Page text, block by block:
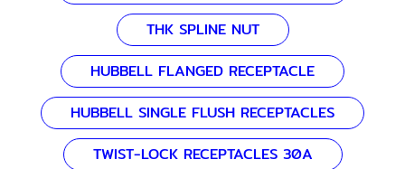
THK SPLINE NUT
HUBBELL FLANGED RECEPTACLE
HUBBELL SINGLE FLUSH RECEPTACLES
TWIST-LOCK RECEPTACLES 30A